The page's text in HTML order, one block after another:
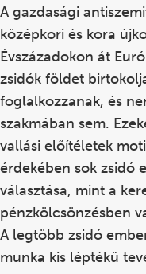
A gazdasági
középkori és kora
Évszázadokon át
zsidók földet
foglalkozzanak, és
szakmában sem.
vallási előítéletek
érdekében sok zsidó
választása, mint a
pénzkölcsönzésben
A legtöbb zsidó
munka kis léptékű